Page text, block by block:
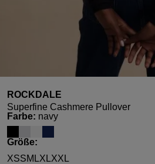
ROCKDALE
Superfine Cashmere Pullover
Farbeauswählen
: navy
Größeauswählen
:
XSSM LXLXXL